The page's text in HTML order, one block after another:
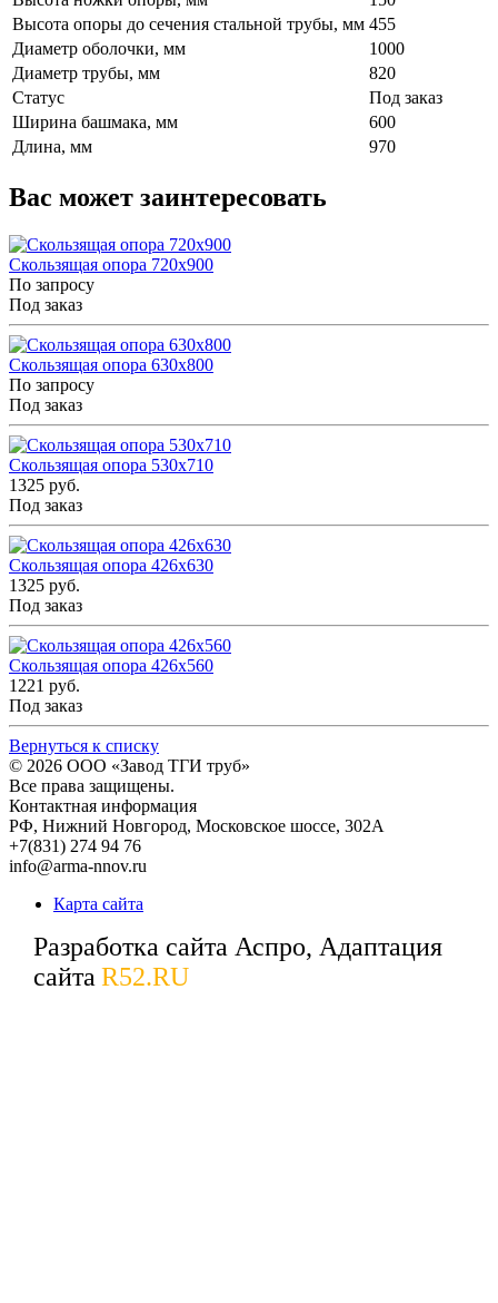
Высота опоры до сечения стальной трубы, мм 455
Диаметр оболочки, мм
1000
Диаметр трубы, мм
820
Статус
Под заказ
Ширина башмака, мм
600
Длина, мм
970
Вас может заинтересовать
Скользящая опора 720x900
По запросу
Под заказ
Скользящая опора 630x800
По запросу
Под заказ
Скользящая опора 530x710
1325 руб.
Под заказ
Скользящая опора 426x630
1325 руб.
Под заказ
Скользящая опора 426x560
1221 руб.
Под заказ
Вернуться к списку
© 2026 ООО «Завод ТГИ труб»
Все права защищены.
Контактная информация
РФ, Нижний Новгород, Московское шоссе, 302А
+7(831) 274 94 76
info@arma-nnov.ru
Карта сайта
Разработка сайта Аспро, Адаптация
сайта R52.RU